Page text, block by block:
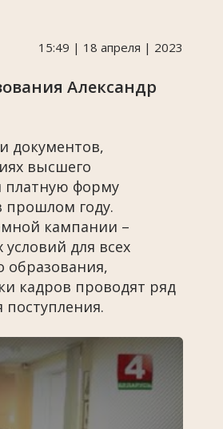
15:49 | 18 апреля | 2023
Александр
документов,
высшего
платную форму
прошлом году.
кампании –
для всех
образования,
кадров проводят ряд